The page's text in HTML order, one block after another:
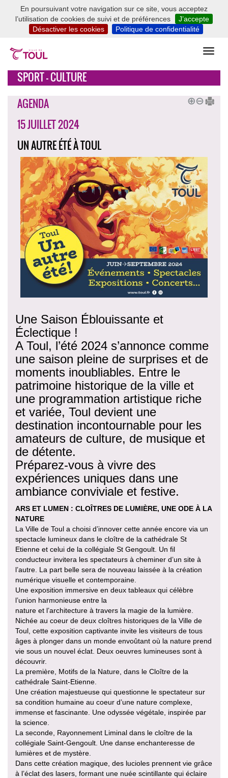
En poursuivant votre navigation sur ce site, vous acceptez
l’utilisation de cookies de suivi et de préférences
J’accepte
Désactiver les cookies
Politique de confidentialité
SPORT - CULTURE
AGENDA
15 JUILLET 2024
UN AUTRE ÉTÉ À TOUL
Une Saison Éblouissante et
Éclectique !
A Toul, l’été 2024 s’annonce comme
une saison pleine de surprises et de
moments inoubliables. Entre le
patrimoine historique de la ville et
une programmation artistique riche
et variée, Toul devient une
destination incontournable pour les
amateurs de culture, de musique et
de détente.
Préparez-vous à vivre des
expériences uniques dans une
ambiance conviviale et festive.
ARS ET LUMEN : CLOÎTRES DE LUMIÈRE, UNE ODE À LA
NATURE
La Ville de Toul a choisi d’innover cette année encore via un
spectacle lumineux dans le cloître de la cathédrale St
Etienne et celui de la collégiale St Gengoult. Un fil
conducteur invitera les spectateurs à cheminer d’un site à
l’autre. La part belle sera de nouveau laissée à la création
numérique visuelle et contemporaine.
Une exposition immersive en deux tableaux qui célèbre
l’union harmonieuse entre la
nature et l’architecture à travers la magie de la lumière.
Nichée au coeur de deux cloîtres historiques de la Ville de
Toul, cette exposition captivante invite les visiteurs de tous
âges à plonger dans un monde envoûtant où la nature prend
vie sous un nouvel éclat. Deux oeuvres lumineuses sont à
découvrir.
La première, Motifs de la Nature, dans le Cloître de la
cathédrale Saint-Etienne.
Une création majestueuse qui questionne le spectateur sur
sa condition humaine au coeur d’une nature complexe,
immense et fascinante. Une odyssée végétale, inspirée par
la science.
La seconde, Rayonnement Liminal dans le cloître de la
collégiale Saint-Gengoult. Une danse enchanteresse de
lumières et de mystère.
Dans cette création magique, des lucioles prennent vie grâce
à l’éclat des lasers, formant une nuée scintillante qui éclaire